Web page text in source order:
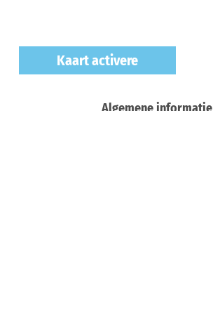
Kaart activere
Algemene informatie